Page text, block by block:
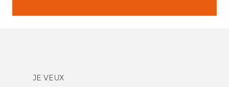
JE VEUX